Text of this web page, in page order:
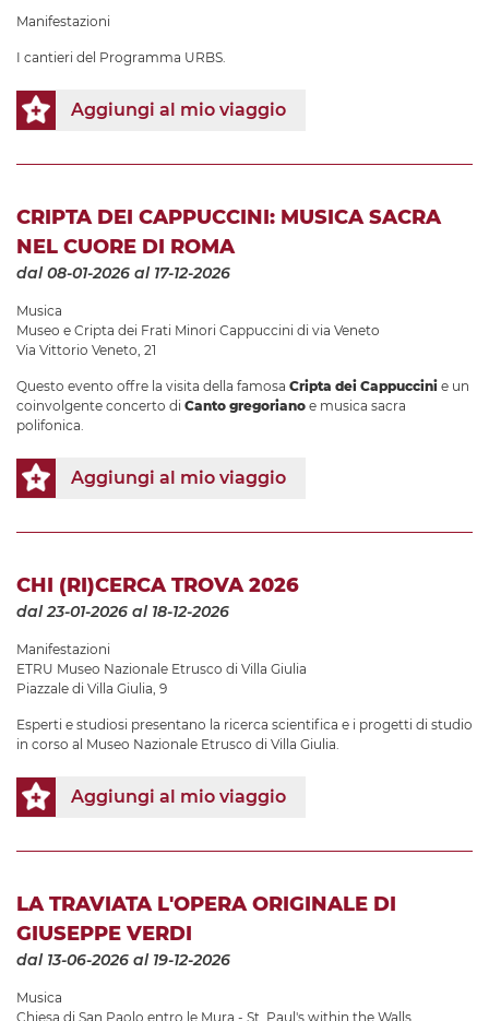
Manifestazioni
I cantieri del Programma URBS.
Aggiungi al mio viaggio
CRIPTA DEI CAPPUCCINI: MUSICA SACRA
NEL CUORE DI ROMA
dal 08-01-2026 al 17-12-2026
Musica
Museo e Cripta dei Frati Minori Cappuccini di via Veneto
Via Vittorio Veneto, 21
Questo evento offre la visita della famosa Cripta dei Cappuccini e un
coinvolgente concerto di Canto gregoriano e musica sacra
polifonica.
Aggiungi al mio viaggio
CHI (RI)CERCA TROVA 2026
dal 23-01-2026 al 18-12-2026
Manifestazioni
ETRU Museo Nazionale Etrusco di Villa Giulia
Piazzale di Villa Giulia, 9
Esperti e studiosi presentano la ricerca scientifica e i progetti di studio
in corso al Museo Nazionale Etrusco di Villa Giulia.
Aggiungi al mio viaggio
LA TRAVIATA L'OPERA ORIGINALE DI
GIUSEPPE VERDI
dal 13-06-2026 al 19-12-2026
Musica
Chiesa di San Paolo entro le Mura - St. Paul's within the Walls